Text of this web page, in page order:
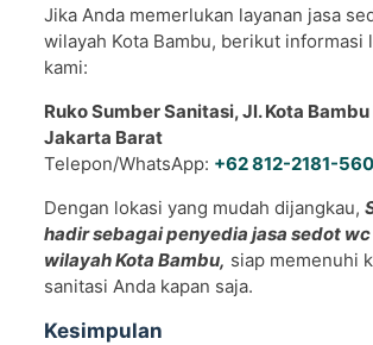
Jika Anda memerlukan layanan jasa
wilayah Kota Bambu, berikut informasi
kami:
Ruko Sumber Sanitasi, Jl. Kota Bambu
Jakarta Barat
Telepon/WhatsApp: +62 812-2181-
Dengan lokasi yang mudah dijangkau,
hadir sebagai penyedia jasa sedot
wilayah Kota Bambu, siap memenuhi
sanitasi Anda kapan saja.
Kesimpulan